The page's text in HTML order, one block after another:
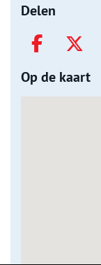
Delen
Op de kaart